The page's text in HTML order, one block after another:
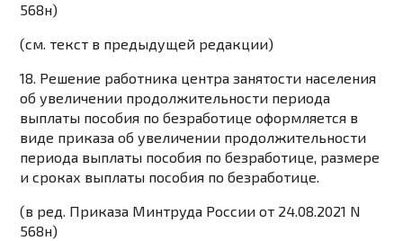
568н)
(см. текст в предыдущей редакции)
18. Решение работника центра занятости населения
об увеличении продолжительности периода
выплаты пособия по безработице оформляется в
виде приказа об увеличении продолжительности
периода выплаты пособия по безработице, размере
и сроках выплаты пособия по безработице.
(в ред. Приказа Минтруда России от 24.08.2021 N
568н)